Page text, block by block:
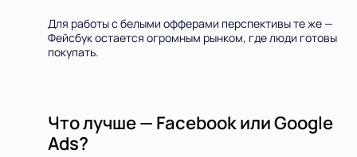
Для работы с белыми офферами перспективы те же —
Фейсбук остается огромным рынком, где люди готовы
покупать.
Чтолучше— Facebook илиGoogle
Ads?